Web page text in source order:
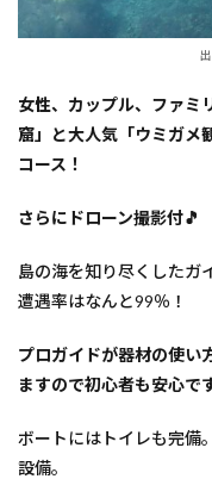
女性、カップル、ファミ
窟」と大人気「ウミガメ
コース！
さらにドローン撮影付🎵
島の海を知り尽くしたガ
遭遇率はなんと99％！
プロガイドが器材の使い
ますので初心者も安心で
ボートにはトイレも完備
設備。